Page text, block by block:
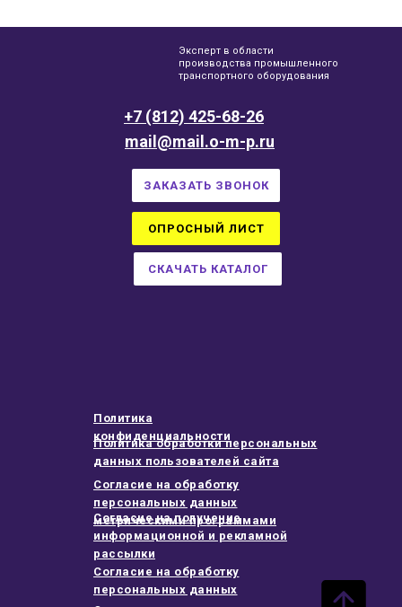
Эксперт в области
производства промышленного
транспортного оборудования
СКАЧАТЬ КАТАЛОГ
+7 (812) 425-68-26
ЗАКАЗАТЬ ЗВОНОК
mail@mail.o-m-p.ru
Политика
конфиденциальности
Политика обработки персональных
данных пользователей сайта
Согласие на обработку
персональных данных
метрическими программами
Согласие на получение
информационной и рекламной
рассылки
Согласие на обработку
персональных данных
ОПРОСНЫЙ ЛИСТ